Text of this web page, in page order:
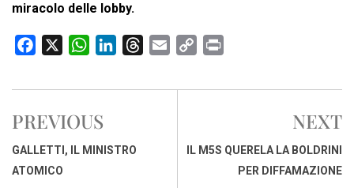
miracolo delle lobby.
c
b
o
o
W
a
s
A
n
d
r
a
p
i
i
PREVIOUS
GALLETTI, IL MINISTRO
ATOMICO
NEXT
IL M5S QUERELA LA BOLDRINI
PER DIFFAMAZIONE